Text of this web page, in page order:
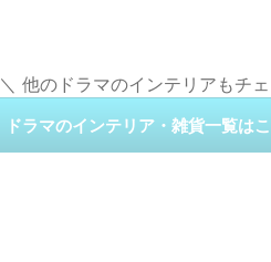
＼ 他のドラマのインテリアもチ
ドラマのインテリア・雑貨一覧は